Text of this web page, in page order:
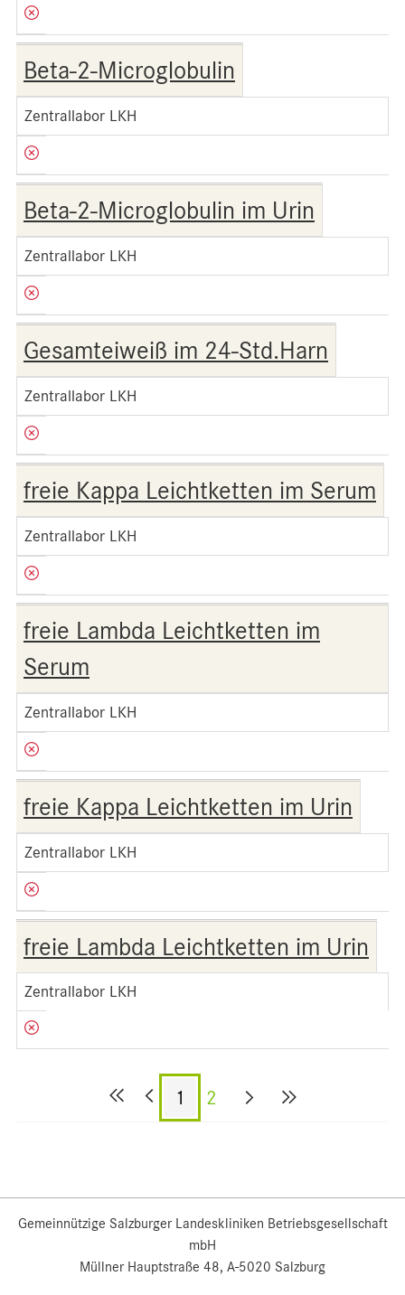
Beta-2-Microglobulin
Zentrallabor LKH
Beta-2-Microglobulin im Urin
Zentrallabor LKH
Gesamteiweiß im 24-Std.Harn
Zentrallabor LKH
freie Kappa Leichtketten im Serum
Zentrallabor LKH
freie Lambda Leichtketten im
Serum
Zentrallabor LKH
freie Kappa Leichtketten im Urin
Zentrallabor LKH
freie Lambda Leichtketten im Urin
Zentrallabor LKH
1 2
Gemeinnützige Salzburger Landeskliniken Betriebsgesellschaft
mbH
Müllner Hauptstraße 48, A-5020 Salzburg